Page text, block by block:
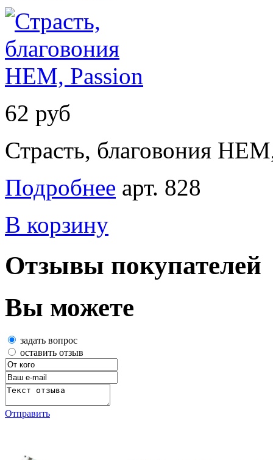
62 руб
Страсть, благовония
Подробнее арт. 828
В корзину
Отзывы покупателей
Вы можете
задать вопрос
оставить отзыв
Отправить